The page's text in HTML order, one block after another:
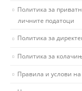
Политика за
личните податоци
Политика за
Политика за
Правила и услови